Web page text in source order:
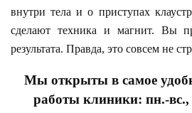
внутри тела и о приступах
сделают техника и магнит. Вы
результата. Правда, это совсем не
Мы открыты в самое
работы клиники: пн.-вс.,